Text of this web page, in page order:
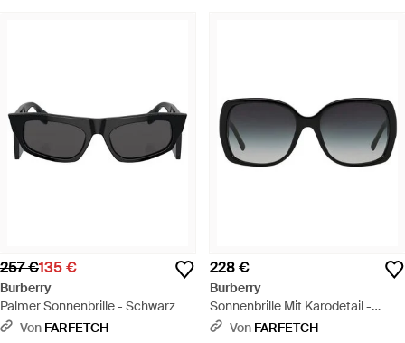
257 €135 €
Burberry
Palmer Sonnenbrille - Schwarz
Von FARFETCH
228 €
Burberry
Sonnenbrille Mit Karodetail -
Schwarz
Von FARFETCH